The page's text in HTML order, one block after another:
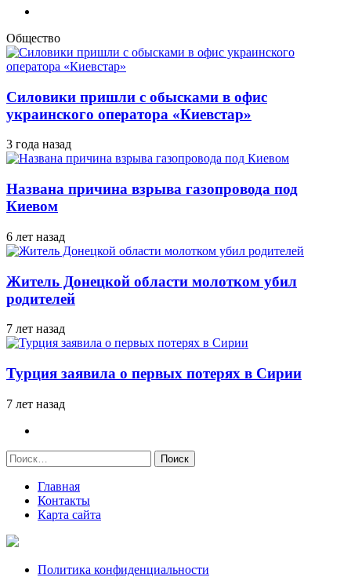
Общество
Силовики пришли с обысками в офис
украинского оператора «Киевстар»
3 года назад
Названа причина взрыва газопровода под
Киевом
6 лет назад
Житель Донецкой области молотком убил
родителей
7 лет назад
Турция заявила о первых потерях в Сирии
7 лет назад
Найти:
Главная
Контакты
Карта сайта
Политика конфиденциальности